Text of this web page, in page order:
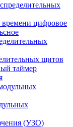
времени цифровое
щитов
таймер